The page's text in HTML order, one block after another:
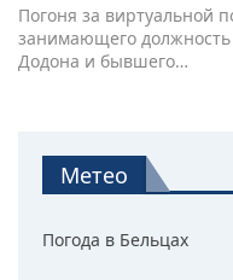
Погоня за виртуальной
занимающего
Додона и бывшего…
Метео
Погода в Бельцах